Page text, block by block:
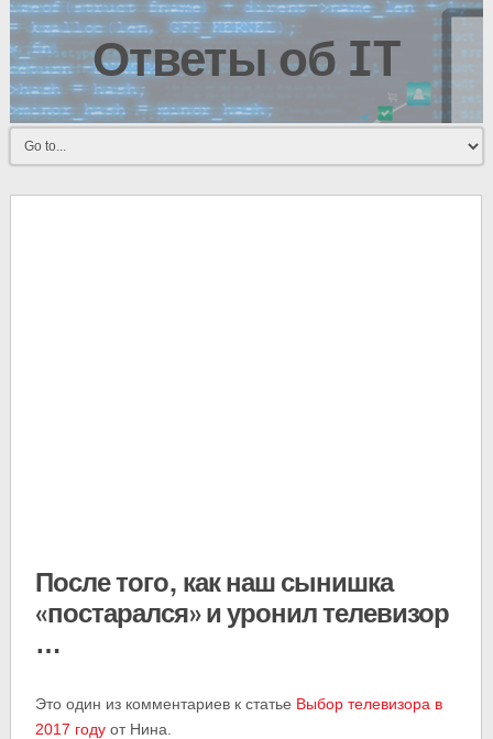
Ответы об IT
После того, как наш сынишка
«постарался» и уронил телевизор
…
Это один из комментариев к статье Выбор телевизора в
2017 годуот Нина.